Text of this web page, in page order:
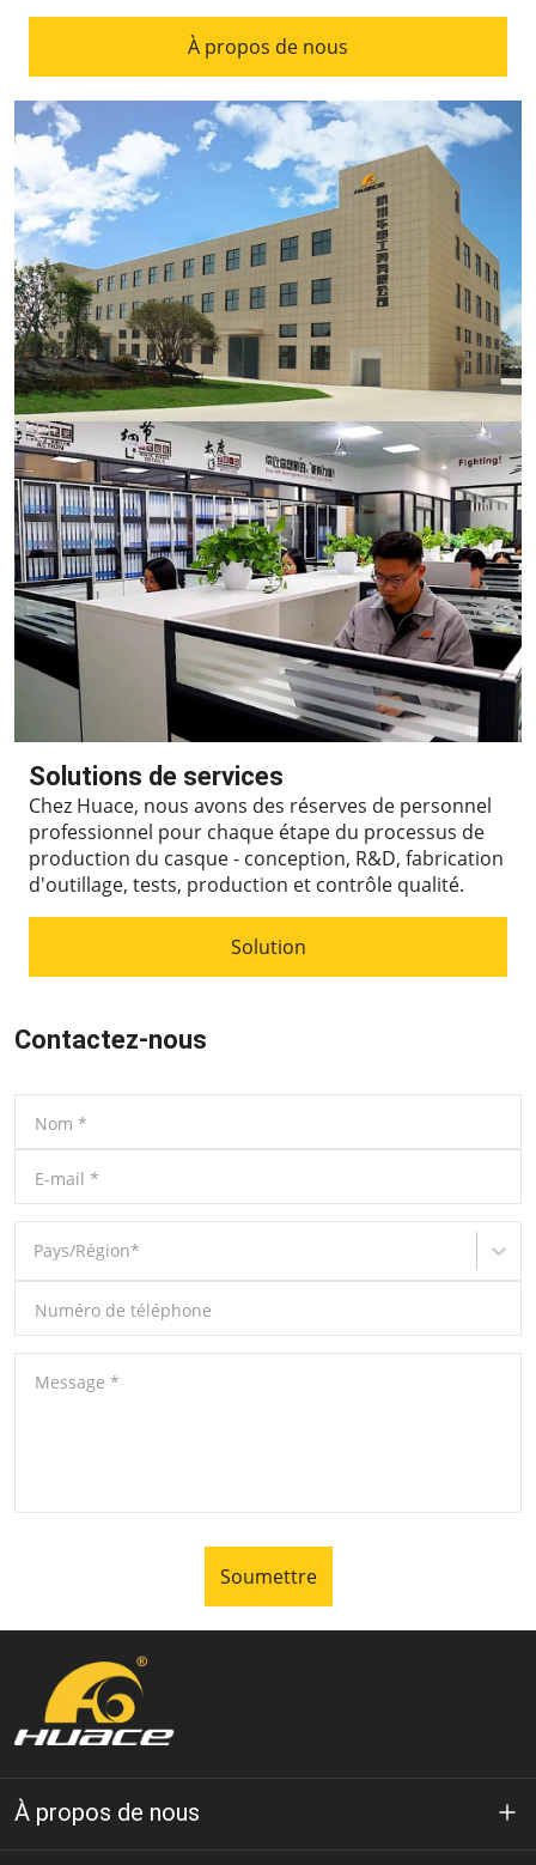
À propos de nous
Solutions de services
Chez Huace, nous avons des réserves de personnel
professionnel pour chaque étape du processus de
production du casque - conception, R&D, fabrication
d'outillage, tests, production et contrôle qualité.
Solution
Contactez-nous
Nom *
E-mail *
Pays/Région*
Numéro de téléphone
Message *
Soumettre
À propos de nous